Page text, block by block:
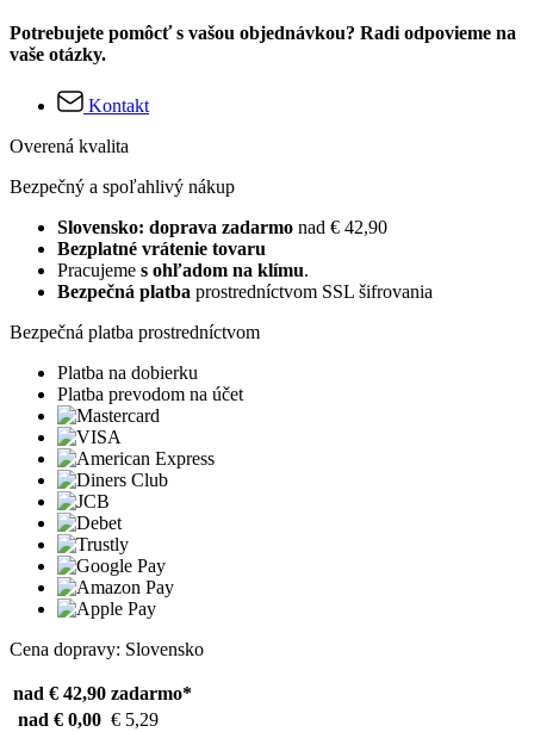
Potrebujete pomôcť s vašou objednávkou? Radi odpovieme na
vaše otázky.
Kontakt
Overená kvalita
Bezpečný a spoľahlivý nákup
Slovensko: doprava zadarmo nad € 42,90
Bezplatné vrátenie tovaru
Pracujeme s ohľadom na klímu.
Bezpečná platba prostredníctvom SSL šifrovania
Bezpečná platba prostredníctvom
Platba na dobierku
Platba prevodom na účet
Cena dopravy: Slovensko
nad € 42,90 zadarmo*
nad € 0,00 € 5,29